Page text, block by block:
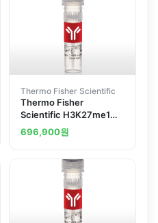
Thermo Fisher Scientific
Thermo Fisher
Scientific H3K27me1
Polyclonal Antibody
696,900원